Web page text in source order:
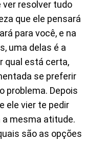
resolver tudo
que ele pensará
para você, e na
uma delas é a
qual está certa,
se preferir
problema. Depois
ele vier te pedir
a mesma atitude.
são as opções